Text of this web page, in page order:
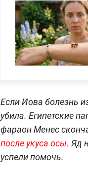
Если Иова болезнь
убила. Египетские
фараон Менес
после укуса осы. Яд
успели помочь.